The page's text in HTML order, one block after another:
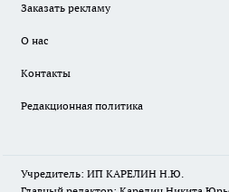
Заказать рекламу
О нас
Контакты
Редакционная политика
Учредитель: ИП КАРЕЛИН Н.Ю.